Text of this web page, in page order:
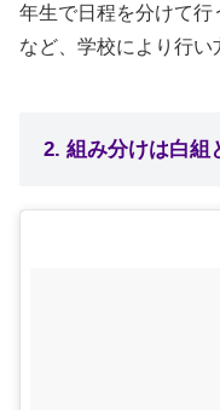
年生で日程を分けて
など、学校により行い
2. 組み分けは白組